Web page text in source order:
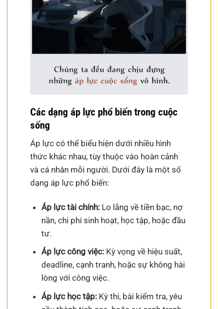
Các dạng áp lực phổ biến trong cuộc
sống
Áp lực có thể biểu hiện dưới nhiều hình
thức khác nhau, tùy thuộc vào hoàn cảnh
và cá nhân mỗi người. Dưới đây là một số
dạng áp lực phổ biến:
Áp lực tài chính:Lo lắng về tiền bạc, nợ
nần, chi phí sinh hoạt, học tập, hoặc đầu
tư.
Áp lực công việc:Kỳ vọng về hiệu suất,
deadline, cạnh tranh, hoặc sự không hài
lòng với công việc.
Áp lực học tập:Kỳ thi, bài kiểm tra, yêu